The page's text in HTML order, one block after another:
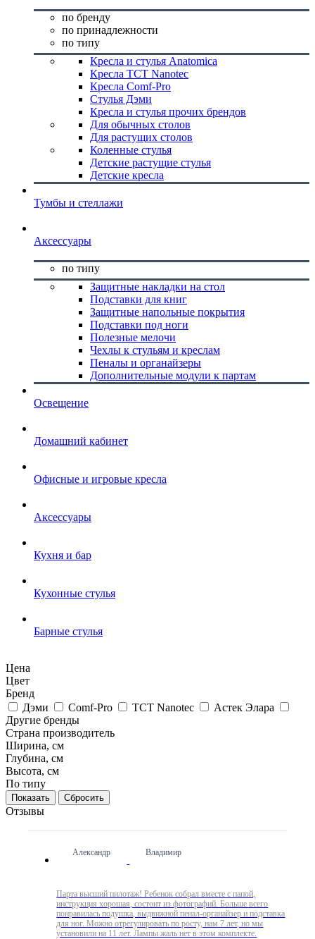
по бренду
по принадлежности
по типу
Кресла и стулья Anatomica
Кресла TCT Nanotec
Кресла Comf-Pro
Стулья Дэми
Кресла и стулья прочих брендов
Для обычных столов
Для растущих столов
Коленные стулья
Детские растущие стулья
Детские кресла
Тумбы и стеллажи
Аксессуары
по типу
Защитные накладки на стол
Подставки для книг
Защитные напольные покрытия
Подставки под ноги
Полезные мелочи
Чехлы к стульям и креслам
Пеналы и органайзеры
Дополнительные модули к партам
Освещение
Домашний кабинет
Офисные и игровые кресла
Аксессуары
Кухня и бар
Кухонные стулья
Барные стулья
Цена
Цвет
Бренд
Дэми
Comf-Pro TCT Nanotec
Астек Элара
Другие бренды
Страна производитель
Ширина, см
Глубина, см
Высота, см
По типу
Сбросить
Отзывы
Александр Владимир
Парта высший пилотаж! Ребенок собрал вместе с папой,
инструкция хорошая, состоит из фотографий. Больше всего
понравилась подушка, выдвижной пенал-органайзер и подставка
для ног. Можно отрегулировать по росту, нам 7 лет, но мы
установили на 11 лет. Лампы жаль нет в этом комплекте.